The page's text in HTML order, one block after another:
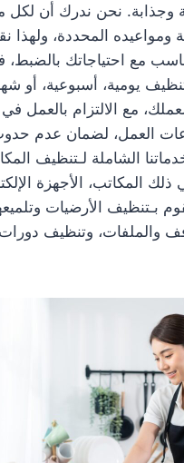
وجذابة. نحن ندرك أن
ومواعيده المحددة، ولهذا
مع احتياجاتك بالضبط،
يومية، أسبوعية، أو
مع الالتزام بالعمل
العمل، لضمان عدم
الشاملة لـتنظيف
المكاتب، الأجهزة
بـتنظيف الأرضيات
والملفات، وتنظيف دورات